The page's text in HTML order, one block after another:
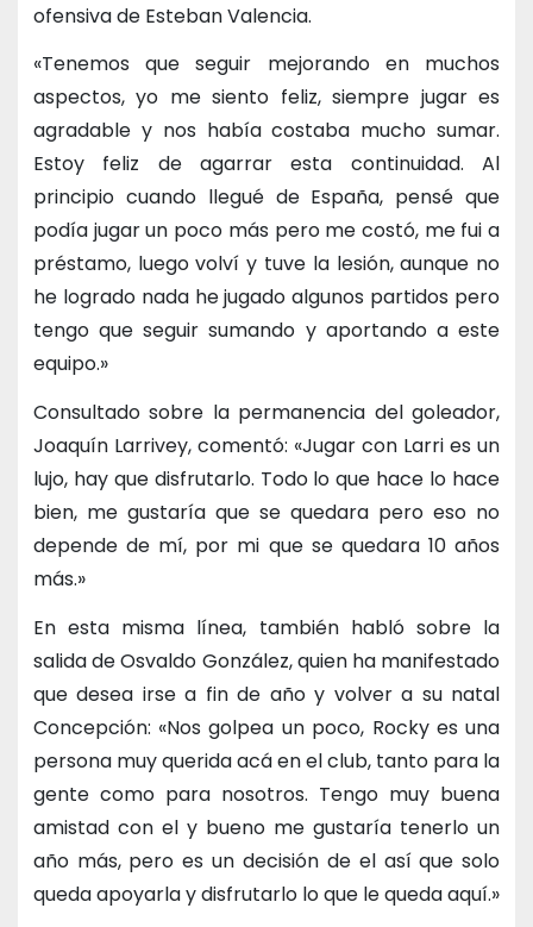
ofensiva de Esteban Valencia.
«Tenemos que seguir mejorando en muchos
aspectos, yo me siento feliz, siempre jugar es
agradable y nos había costaba mucho sumar.
Estoy feliz de agarrar esta continuidad. Al
principio cuando llegué de España, pensé que
podía jugar un poco más pero me costó, me fui a
préstamo, luego volví y tuve la lesión, aunque no
he logrado nada he jugado algunos partidos pero
tengo que seguir sumando y aportando a este
equipo.»
Consultado sobre la permanencia del goleador,
Joaquín Larrivey, comentó: «Jugar con Larri es un
lujo, hay que disfrutarlo. Todo lo que hace lo hace
bien, me gustaría que se quedara pero eso no
depende de mí, por mi que se quedara 10 años
más.»
En esta misma línea, también habló sobre la
salida de Osvaldo González, quien ha manifestado
que desea irse a fin de año y volver a su natal
Concepción: «Nos golpea un poco, Rocky es una
persona muy querida acá en el club, tanto para la
gente como para nosotros. Tengo muy buena
amistad con el y bueno me gustaría tenerlo un
año más, pero es un decisión de el así que solo
queda apoyarla y disfrutarlo lo que le queda aquí.»